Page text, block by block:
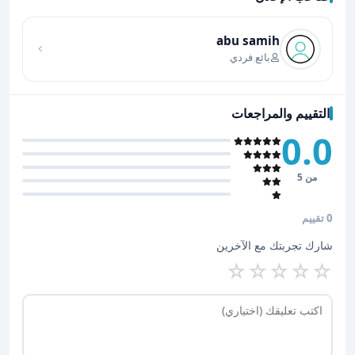
abu samih
بائع فردي
التقييم والمراجعات
0.0
من 5
0 تقييم
شارك تجربتك مع الآخرين
☆
☆
☆
☆
☆